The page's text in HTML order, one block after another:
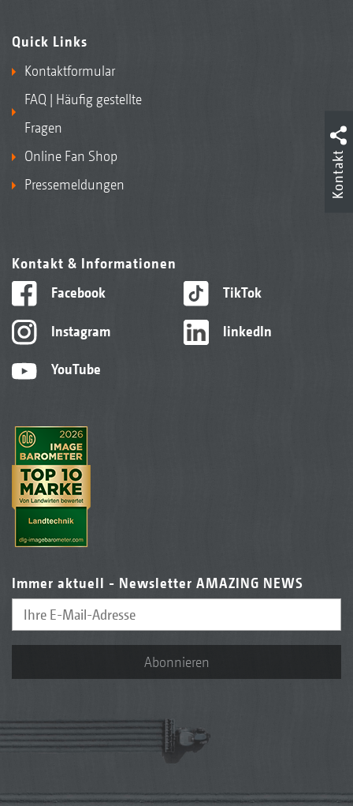
Quick Links
Kontaktformular
FAQ | Häufig gestellte
Fragen
Online Fan Shop
Pressemeldungen
Kontakt & Informationen
Facebook
Instagram
YouTube
TikTok
linkedIn
Immer aktuell - Newsletter AMAZING NEWS
Abonnieren
Kontakt